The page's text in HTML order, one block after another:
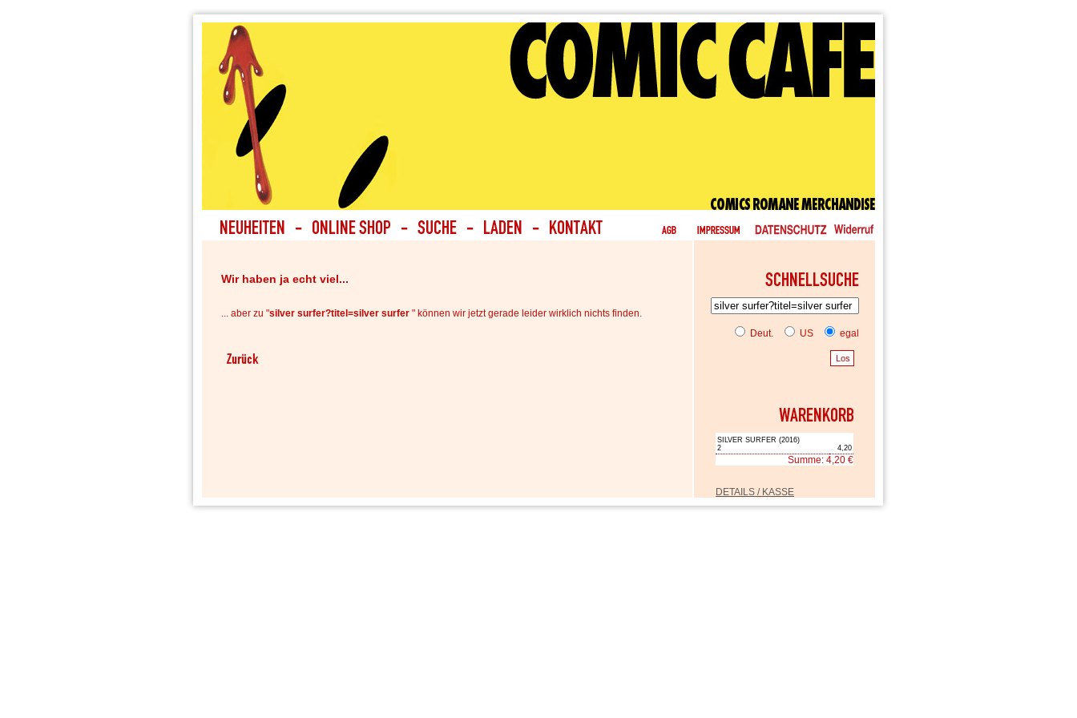
Wir haben ja echt viel...
... aber zu "silver surfer?titel=silver surfer " können wir jetzt gerade leider wirklich nichts finden.
Deut.
US egal
SILVER SURFER (2016)
2
4,20
Summe: 4,20 €
DETAILS / KASSE